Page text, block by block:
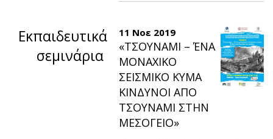
Εκπαιδευτικά
σεμινάρια
11 Νοε 2019
«TΣΟΥΝΑΜΙ – ΈΝΑ
ΜΟΝΑΧΙΚΟ
ΣΕΙΣΜΙΚΟ ΚΥΜΑ
ΚΙΝΔΥΝΟΙ ΑΠΟ
ΤΣΟΥΝΑΜΙ ΣΤΗΝ
ΜΕΣΟΓΕΙΟ»